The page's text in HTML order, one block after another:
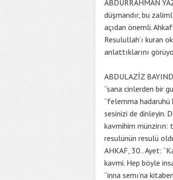
ABDURRAHMAN
düşmandır, bu
açıdan önemli.
Resulullah’ı kuran
anlattıklarını
ABDULAZİZ
“sana cinlerden bir
“felemma hadaruhü
sesinizi de dinleyin.
kavmihim münzirın:
resulünün resulü
AHKAF, 30.. Ayet:
kavmi. Hep böyle
“inna semı’na